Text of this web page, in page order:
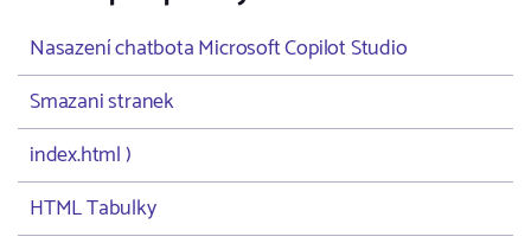
Nasazení chatbota Microsoft Copilot Studio
Smazani stranek
index.html )
HTML Tabulky